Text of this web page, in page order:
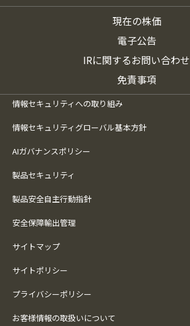
現在の株価
電子公告
IRに関するお問い合わせ
免責事項
情報セキュリティへの取り組み
情報セキュリティグローバル基本方針
AIガバナンスポリシー
製品セキュリティ
製品安全自主行動指針
安全保障輸出管理
サイトマップ
サイトポリシー
プライバシーポリシー
お客様情報の取扱いについて